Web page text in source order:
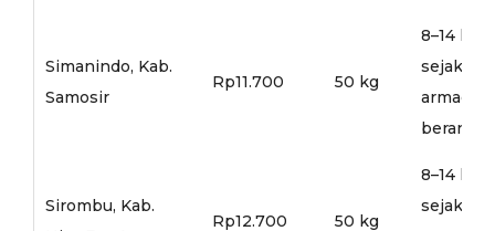
Simanindo, Kab.
Samosir
Rp11.700 50 kg
8–14 hari
sejak
armada
Sirombu, Kab.
Rp12.700 50 kg
8–14 hari
sejak